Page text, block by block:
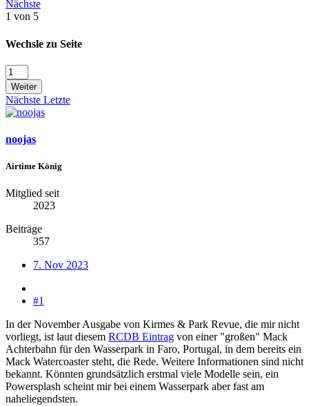
Nächste
1 von 5
Wechsle zu Seite
Weiter
Nächste Letzte
noojas
Airtime König
Mitglied seit
2023
Beiträge
357
7. Nov 2023
#1
In der November Ausgabe von Kirmes & Park Revue, die mir nicht
vorliegt, ist laut diesem RCDB Eintrag von einer "großen" Mack
Achterbahn für den Wasserpark in Faro, Portugal, in dem bereits ein
Mack Watercoaster steht, die Rede. Weitere Informationen sind nicht
bekannt. Könnten grundsätzlich erstmal viele Modelle sein, ein
Powersplash scheint mir bei einem Wasserpark aber fast am
naheliegendsten.